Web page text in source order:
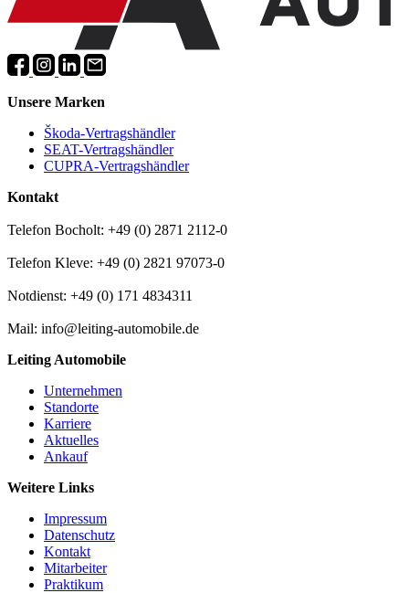
Unsere Marken
Škoda-Vertragshändler
SEAT-Vertragshändler
CUPRA-Vertragshändler
Kontakt
Telefon Bocholt: +49 (0) 2871 2112-0
Telefon Kleve: +49 (0) 2821 97073-0
Notdienst: +49 (0) 171 4834311
Mail: info@leiting-automobile.de
Leiting Automobile
Unternehmen
Standorte
Karriere
Aktuelles
Ankauf
Weitere Links
Impressum
Datenschutz
Kontakt
Mitarbeiter
Praktikum